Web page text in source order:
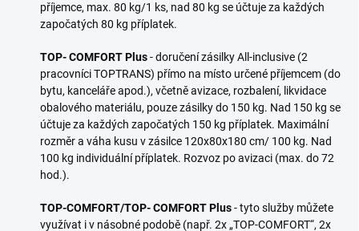
příjemce, max. 80 kg/1 ks, nad 80 kg se účtuje za každých
započatých 80 kg příplatek.
TOP- COMFORT Plus- doručení zásilky All-inclusive (2
pracovníci TOPTRANS) přímo na místo určené příjemcem (do
bytu, kanceláře apod.), včetně avizace, rozbalení, likvidace
obalového materiálu, pouze zásilky do 150 kg. Nad 150 kg se
účtuje za každých započatých 150 kg příplatek. Maximální
rozměr a váha kusu v zásilce 120x80x180 cm/ 100 kg. Nad
100 kg individuální příplatek. Rozvoz po avizaci (max. do 72
hod.).
TOP-COMFORT/TOP- COMFORT Plus- tyto služby můžete
využívat i v násobné podobě (např. 2x „TOP-COMFORT“, 2x